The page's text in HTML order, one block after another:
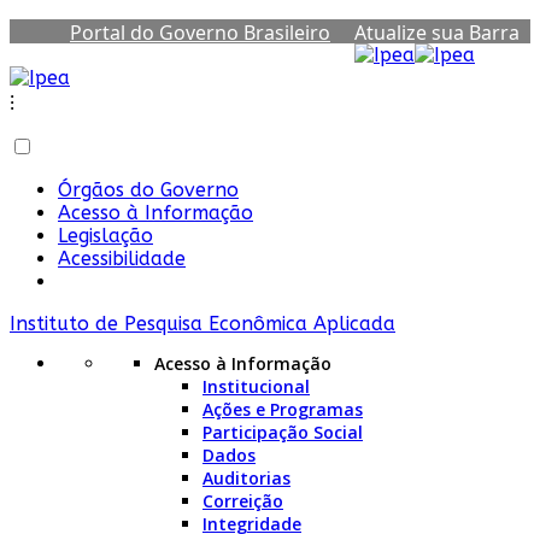
Portal do Governo Brasileiro
Atualize sua Barra
⁝
Órgãos do Governo
Acesso à Informação
Legislação
Acessibilidade
Instituto de Pesquisa Econômica Aplicada
Acesso à Informação
Institucional
Ações e Programas
Participação Social
Dados
Auditorias
Correição
Integridade